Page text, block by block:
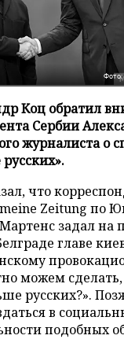
Фото:
Коц обратил
Сербии
журналиста о
что
Zeitung по
задал на
главе
можем
русских?».
в
подобных